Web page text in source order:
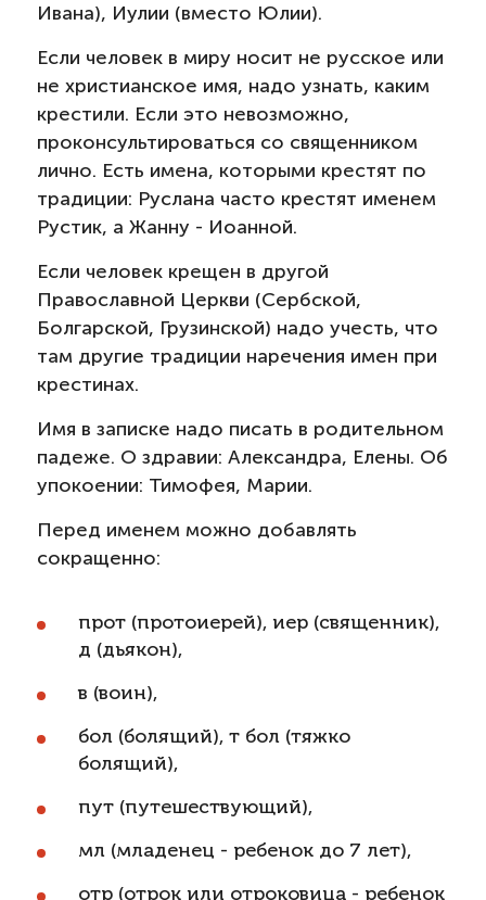
Ивана), Иулии (вместо Юлии).
Если человек в миру носит не русское или
не христианское имя, надо узнать, каким
крестили. Если это невозможно,
проконсультироваться со священником
лично. Есть имена, которыми крестят по
традиции: Руслана часто крестят именем
Рустик, а Жанну - Иоанной.
Если человек крещен в другой
Православной Церкви (Сербской,
Болгарской, Грузинской) надо учесть, что
там другие традиции наречения имен при
крестинах.
Имя в записке надо писать в родительном
падеже. О здравии: Александра, Елены. Об
упокоении: Тимофея, Марии.
Перед именем можно добавлять
сокращенно:
прот (протоиерей), иер (священник),
д (дьякон),
в (воин),
бол (болящий), т бол (тяжко
болящий),
пут (путешествующий),
мл (младенец - ребенок до 7 лет),
отр (отрок или отроковица - ребенок